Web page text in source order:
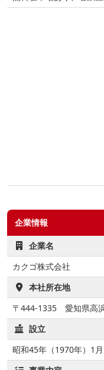
企業情報
企業名
カクゴ株式会社
本社所在地
〒444-1335 愛知県高
設立
昭和45年（1970年）1⽉